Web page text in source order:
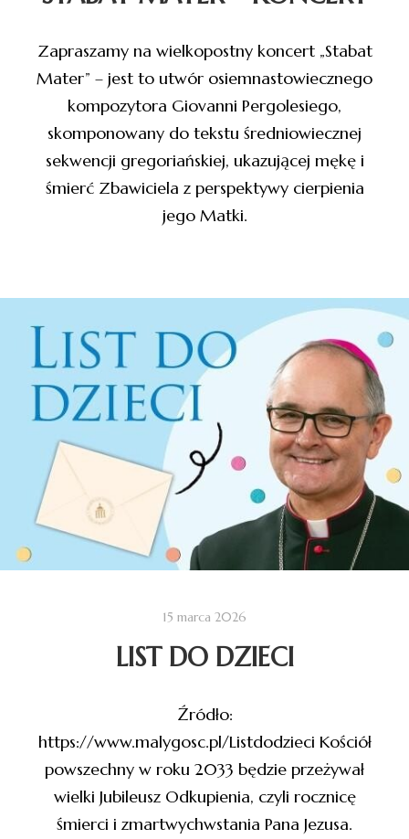
Zapraszamy na wielkopostny koncert „Stabat
Mater” – jest to utwór osiemnastowiecznego
kompozytora Giovanni Pergolesiego,
skomponowany do tekstu średniowiecznej
sekwencji gregoriańskiej, ukazującej mękę i
śmierć Zbawiciela z perspektywy cierpienia
jego Matki.
15 marca 2026
LIST DO DZIECI
Źródło:
https://www.malygosc.pl/Listdodzieci Kościół
powszechny w roku 2033 będzie przeżywał
wielki Jubileusz Odkupienia, czyli rocznicę
śmierci i zmartwychwstania Pana Jezusa.